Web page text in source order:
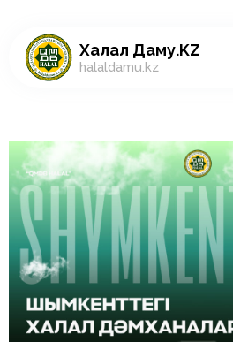
Халал Даму.KZ
halaldamu.kz